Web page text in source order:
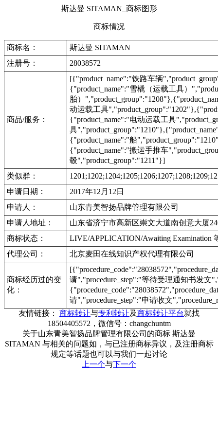
斯达曼 SITAMAN_商标图形
商标情况
商标名：
斯达曼 SITAMAN
注册号：
28038572
商品/服务：
[{"product_name":"铁路车辆
{"product_name":"雪橇（运载工具）
胎）
动运载工具
{"product_name":"电动运载工具
具
{"product_name":"船
{"product_name":"搬运手推车
毂","product_group":"1211"}]
类似群：
申请日期：
2017年12月12日
申请人：
山东青美智扬品牌管理有限公司
申请人地址：
山东省济宁市高新区崇文大道南创意大厦
商标状态：
LIVE/APPLICATION/Awaiting Examination
代理公司：
北京麦田在线知识产权代理有限公司
商标经历过的变
化：
请","procedure_step":"等待受理通知书发文
请","procedure_step":"申请收文
友情链接： 商标转让与专利转让及商标转让平台就找
18504405572，微信号：changchuntm
关于山东青美智扬品牌管理有限公司的商标 斯达曼
SITAMAN 与相关的问题如，与已注册商标异议，及注册商标
规定等话题也可以与我们一起讨论
上一个与下一个